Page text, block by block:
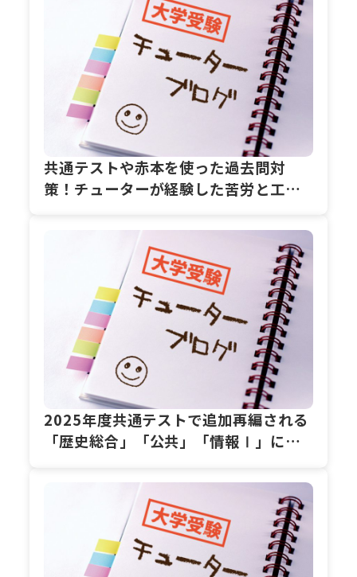
共通テストや赤本を使った過去問対
策！チューターが経験した苦労と工夫
2025年度共通テストで追加再編される
「歴史総合」「公共」「情報Ⅰ」につ